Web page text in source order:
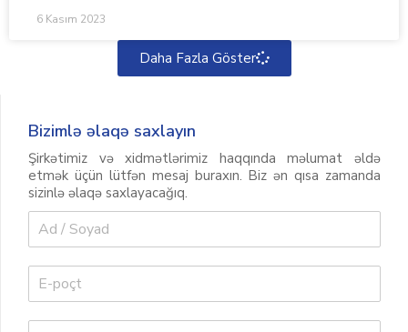
6 Kasım 2023
Daha Fazla Göster
Bizimlə əlaqə saxlayın
Şirkətimiz və xidmətlərimiz haqqında məlumat əldə
etmək üçün lütfən mesaj buraxın. Biz ən qısa zamanda
sizinlə əlaqə saxlayacağıq.